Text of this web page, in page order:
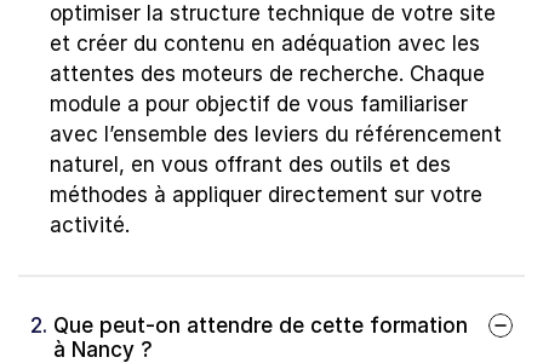
optimiser la structure technique de votre site
et créer du contenu en adéquation avec les
attentes des moteurs de recherche. Chaque
module a pour objectif de vous familiariser
avec l’ensemble des leviers du référencement
naturel, en vous offrant des outils et des
méthodes à appliquer directement sur votre
activité.
2. Que peut-on attendre de cette formation
à Nancy ?